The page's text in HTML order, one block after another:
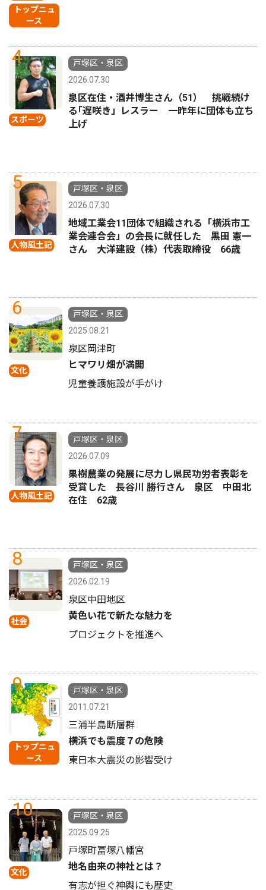
トップニュ
ース
4
スポーツ
戸塚区・泉区
2026.07.30
泉区在住・酒井博生さん（51） 挑戦続け
る｢遅咲き」レスラー 一昨年に団体も立ち
上げ
5
人物風土記
戸塚区・泉区
2026.07.30
地域工業会11団体で組織される「横浜市工
業会連合会」の会長に就任した 黒田 憲一
さん 大洋建設（株）代表取締役 66歳
6
文化
戸塚区・泉区
2025.08.21
泉区岡津町
ヒマワリ畑が満開
児童養護施設が手がけ
7
人物風土記
戸塚区・泉区
2026.07.09
果樹農業の発展に尽力し県民功労者表彰を
受賞した 長谷川 勝行さん 泉区 中田北
在住 62歳
8
社会
戸塚区・泉区
2026.02.19
泉区中田地区
黄色い花で新たな魅力を
プロジェクトを推進へ
9
トップニュ
ース
戸塚区・泉区
2011.07.21
三浦半島断層群
横浜でも震度７の危険
東日本大震災の影響受け
10
文化
戸塚区・泉区
2025.09.25
戸塚町冨塚八幡宮
地名由来の神社とは？
有志が担ぐ神輿にも歴史